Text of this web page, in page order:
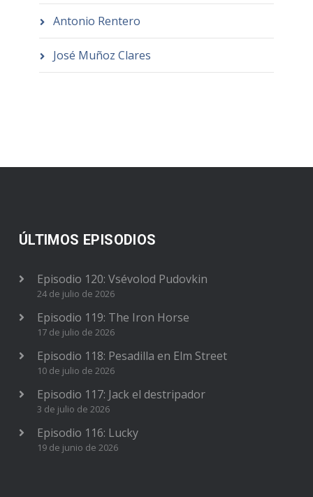
Antonio Rentero
José Muñoz Clares
ÚLTIMOS EPISODIOS
Episodio 120: Vsévolod Pudovkin
24 de julio de 2026
Episodio 119: The Iron Horse
17 de julio de 2026
Episodio 118: Pesadilla en Elm Street
10 de julio de 2026
Episodio 117: Jack el destripador
3 de julio de 2026
Episodio 116: Lucky
19 de junio de 2026